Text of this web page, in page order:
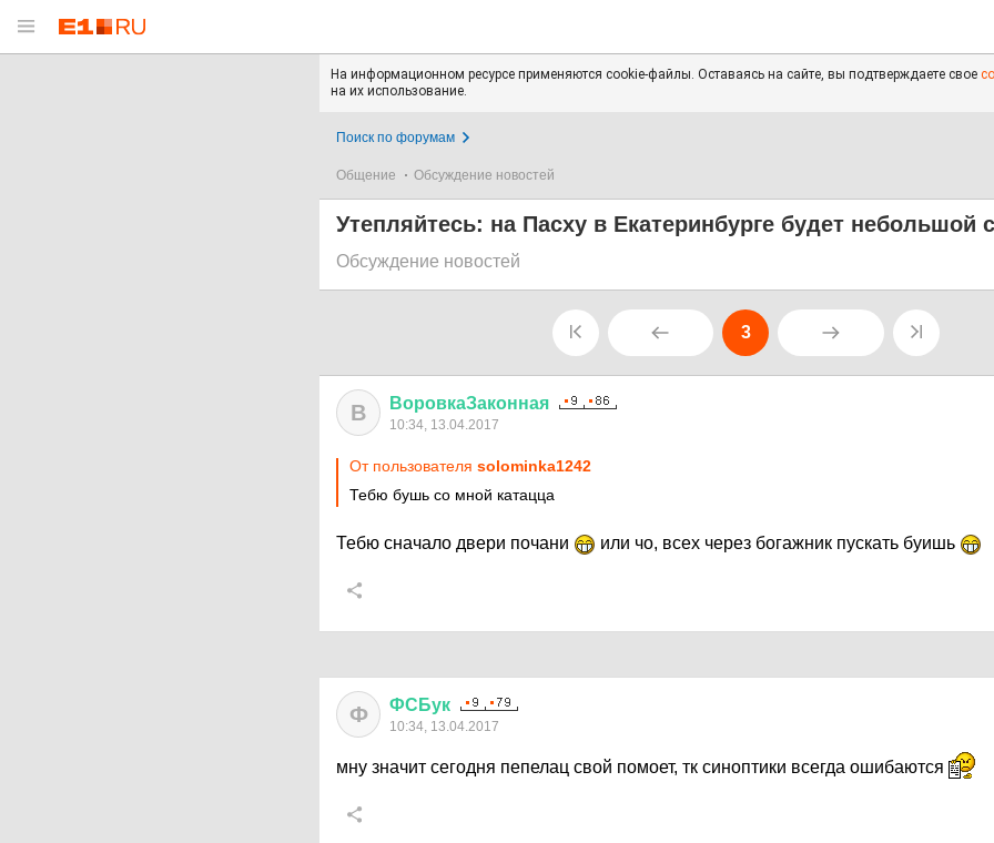
На информационном ресурсе применяются cookie-файлы. Оставаясь на сайте, вы подтверждаете свое
на их использование.
Поиск по форумам
Общение Обсуждение новостей
Утепляйтесь: на Пасху в Екатеринбурге будет небольшой
Обсуждение новостей
3
В ВоровкаЗаконная
10:34, 13.04.2017
От пользователя solominka1242
Тебю бушь со мной катацца
Тебю сначало двери почани или чо, всех через богажник пускать буишь
Ф ФСБук
10:34, 13.04.2017
мну значит сегодня пепелац свой помоет, тк синоптики всегда ошибаются